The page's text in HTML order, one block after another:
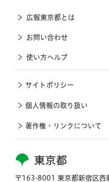
東京都
〒163-8001 東京都新宿区西
広報東京都とは
お問い合わせ
使い方ヘルプ
サイトポリシー
個人情報の取り扱い
著作権・リンクについて